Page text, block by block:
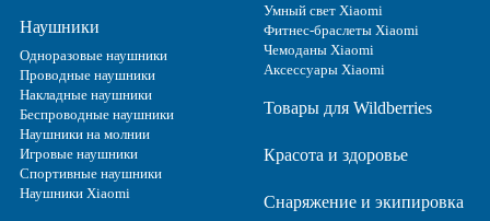
Наушники
Одноразовые наушники
Проводные наушники
Накладные наушники
Беспроводные наушники
Наушники на молнии
Игровые наушники
Спортивные наушники
Наушники Xiaomi
Умный свет Xiaomi
Фитнес-браслеты Xiaomi
Чемоданы Xiaomi
Аксессуары Xiaomi
Товары для Wildberries
Красота и здоровье
Снаряжение и экипировка